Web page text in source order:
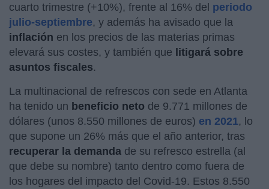
cuarto trimestre (+10%), frente al 16% del periodo
julio-septiembre, y además ha avisado que la
inflación en los precios de las materias primas
elevará sus costes, y también que litigará sobre
asuntos fiscales.
La multinacional de refrescos con sede en Atlanta
ha tenido un beneficio neto de 9.771 millones de
dólares (unos 8.550 millones de euros) en 2021, lo
que supone un 26% más que el año anterior, tras
recuperar la demanda de su refresco estrella (al
que debe su nombre) tanto dentro como fuera de
los hogares del impacto del Covid-19. Estos 8.550